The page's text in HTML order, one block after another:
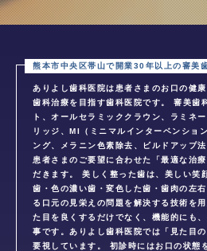
ありよし歯科医院は患者さまのお口の健
歯科治療を目指す歯科医院です。 審美歯
ト、オールセラミッククラウン、ラミネ
リッジ、MI（ミニマルインターベンショ
ング、メラニン色素除去、ビルドアップ
患者さまのご要望に合わせた「最適な治
だきます。 美しく整った歯は、美しい笑
歯・色の濃い歯・変色した歯・歯肉の左
る口元の見栄えの問題を解決する技術を
た目を良くするだけでなく、機能的にも
事です。ありよし歯科医院では「見た目
要視しています。 初診時にはお口の状態